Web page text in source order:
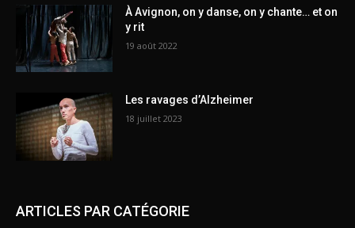
À Avignon, on y danse, on y chante… et on
y rit
19 août 2022
Les ravages d’Alzheimer
18 juillet 2023
ARTICLES PAR CATÉGORIE